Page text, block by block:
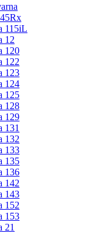
115iL
12
120
122
123
124
125
128
129
131
132
133
135
136
142
143
152
153
21